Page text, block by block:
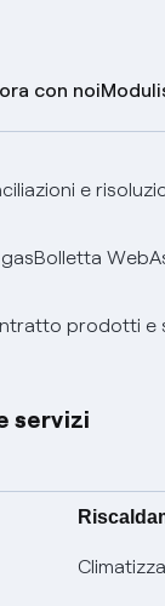
con noi
e
Bolletta Web
prodotti e
servizi